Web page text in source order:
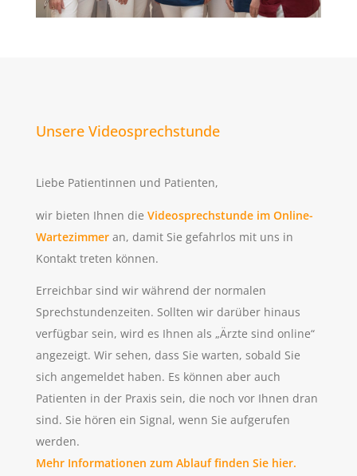
Unsere Videosprechstunde
Liebe Patientinnen und Patienten,
wir bieten Ihnen die Videosprechstunde im Online-
Wartezimmeran, damit Sie gefahrlos mit uns in
Kontakt treten können.
Erreichbar sind wir während der normalen
Sprechstundenzeiten. Sollten wir darüber hinaus
verfügbar sein, wird es Ihnen als „Ärzte sind online“
angezeigt. Wir sehen, dass Sie warten, sobald Sie
sich angemeldet haben. Es können aber auch
Patienten in der Praxis sein, die noch vor Ihnen dran
sind. Sie hören ein Signal, wenn Sie aufgerufen
werden.
Mehr Informationen zum Ablauf finden Sie hier.